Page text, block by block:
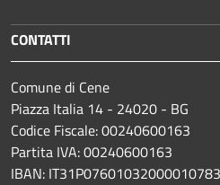
CONTATTI
Comune di Cene
Piazza Italia 14 - 24020 - BG
Codice Fiscale: 00240600163
Partita IVA: 00240600163
IBAN: